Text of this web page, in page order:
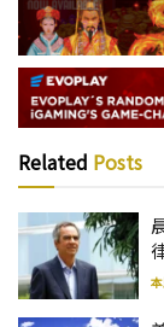
Related Posts